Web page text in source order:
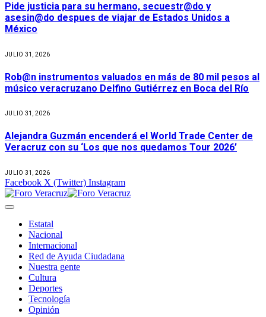
Pide justicia para su hermano, secuestr@do y
asesin@do despues de viajar de Estados Unidos a
México
JULIO 31, 2026
Rob@n instrumentos valuados en más de 80 mil pesos al
músico veracruzano Delfino Gutiérrez en Boca del Río
JULIO 31, 2026
Alejandra Guzmán encenderá el World Trade Center de
Veracruz con su ‘Los que nos quedamos Tour 2026’
JULIO 31, 2026
Facebook X (Twitter) Instagram
Estatal
Nacional
Internacional
Red de Ayuda Ciudadana
Nuestra gente
Cultura
Deportes
Tecnología
Opinión